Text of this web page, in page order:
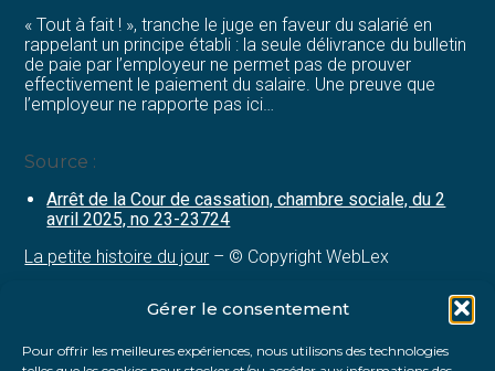
Gérer le consentement
Pour offrir les meilleures expériences, nous utilisons des technologies
« Tout à fait ! », tranche le juge en faveur du salarié en
rappelant un principe établi : la seule délivrance du bulletin
de paie par l’employeur ne permet pas de prouver
effectivement le paiement du salaire. Une preuve que
l’employeur ne rapporte pas ici…
Source :
Arrêt de la Cour de cassation, chambre sociale, du 2
avril 2025, no 23-23724
La petite histoire du jour – © Copyright WebLex